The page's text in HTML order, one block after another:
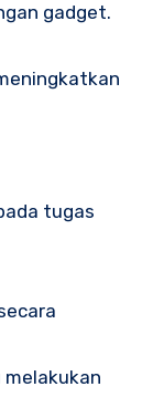
gadget.
tugas